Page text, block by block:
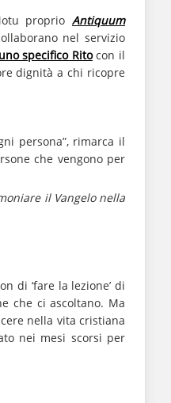
proprio Antiquum
nel servizio
uno specifico Ritocon il
dignità a chi ricopre
persona”, rimarca il
che vengono per
il Vangelo nella
di ‘fare la lezione’ di
che ci ascoltano. Ma
nella vita cristiana
nei mesi scorsi per